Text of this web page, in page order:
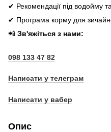
✔ Рекомендації під водойму
✔ Програма корму для
📲 Зв'яжіться з нами:
098 133 47 82
Написати у телеграм
Написати у вабер
Опис